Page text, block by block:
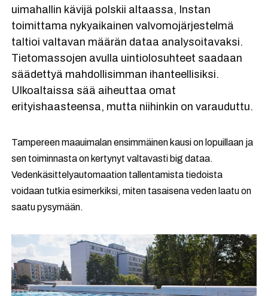
uimahallin kävijä polskii altaassa, Instan
toimittama nykyaikainen valvomojärjestelmä
taltioi valtavan määrän dataa analysoitavaksi.
Tietomassojen avulla uintiolosuhteet saadaan
säädettyä mahdollisimman ihanteellisiksi.
Ulkoaltaissa sää aiheuttaa omat
erityishaasteensa, mutta niihinkin on varauduttu.
Tampereen maauimalan ensimmäinen kausi on lopuillaan ja
sen toiminnasta on kertynyt valtavasti big dataa.
Vedenkäsittelyautomaation tallentamista tiedoista
voidaan tutkia esimerkiksi, miten tasaisena veden laatu on
saatu pysymään.